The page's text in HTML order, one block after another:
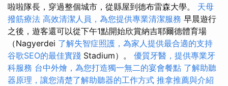
啦啦隊長，穿過整個城市，從縣屋到德布雷森大學。 天母
撥筋療法 高效清潔人員，為您提供專業清潔服務 早晨遊行
之後，遊客還可以從下午1點開始欣賞納吉耶爾德體育場
（Nagyerdei 了解失智症照護，為家人提供最合適的支持
谷歌SEO的最佳實踐 Stadium）。 優質牙醫，提供專業牙
科服務 台中外燴，為您打造獨一無二的宴會餐點 了解助聽
器原理，讓您清楚了解助聽器的工作方式 推拿推薦與介紹